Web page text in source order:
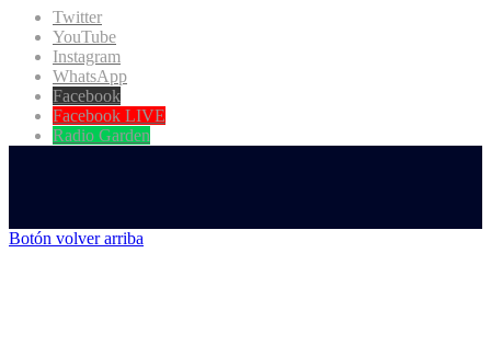
Twitter
YouTube
Instagram
WhatsApp
Facebook
Facebook LIVE
Radio Garden
Botón volver arriba